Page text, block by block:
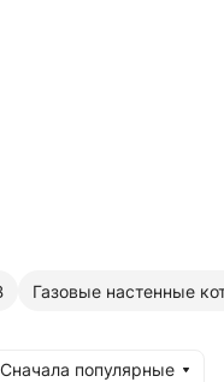
Газовые настенные
Сначала популярные